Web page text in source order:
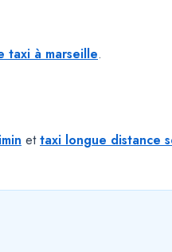
taxi à marseille.
ettaxi longue distance